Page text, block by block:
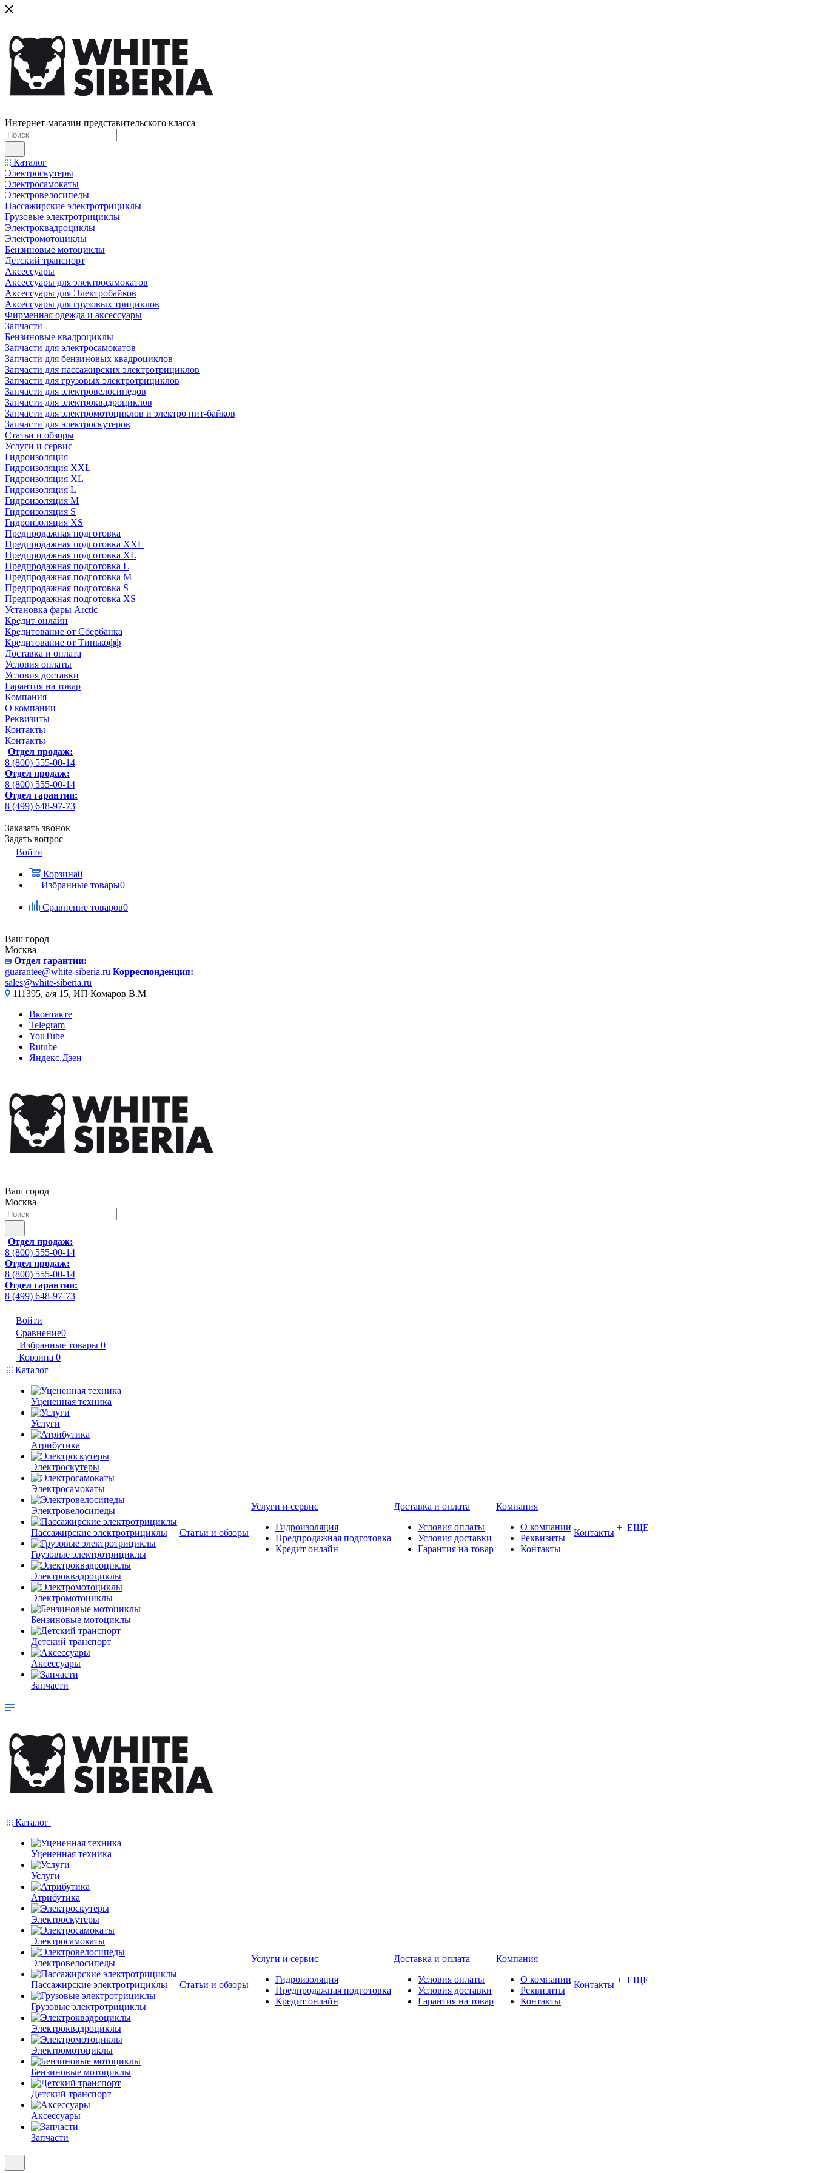
Интернет-магазин представительского класса
Каталог
Электроскутеры
Электросамокаты
Электровелосипеды
Пассажирские электротрициклы
Грузовые электротрициклы
Электроквадроциклы
Электромотоциклы
Бензиновые мотоциклы
Детский транспорт
Аксессуары
Аксессуары для электросамокатов
Аксессуары для Электробайков
Аксессуары для грузовых трициклов
Фирменная одежда и аксессуары
Запчасти
Бензиновые квадроциклы
Запчасти для электросамокатов
Запчасти для бензиновых квадроциклов
Запчасти для пассажирских электротрициклов
Запчасти для грузовых электротрициклов
Запчасти для электровелосипедов
Запчасти для электроквадроциклов
Запчасти для электромотоциклов и электро пит-байков
Запчасти для электроскутеров
Статьи и обзоры
Услуги и сервис
Гидроизоляция
Гидроизоляция XXL
Гидроизоляция XL
Гидроизоляция L
Гидроизоляция M
Гидроизоляция S
Гидроизоляция XS
Предпродажная подготовка
Предпродажная подготовка XXL
Предпродажная подготовка XL
Предпродажная подготовка L
Предпродажная подготовка M
Предпродажная подготовка S
Предпродажная подготовка XS
Установка фары Arctic
Кредит онлайн
Кредитование от Сбербанка
Кредитование от Тинькофф
Доставка и оплата
Условия оплаты
Условия доставки
Гарантия на товар
Компания
О компании
Реквизиты
Контакты
Контакты
Отдел продаж:
8 (800) 555-00-14
Отдел продаж:
8 (800) 555-00-14
Отдел гарантии:
8 (499) 648-97-73
Заказать звонок
Задать вопрос
Войти
Корзина0
Избранные товары0
Сравнение товаров0
Ваш город
Москва
Отдел гарантии:
guarantee@white-siberia.ru Корреспонденция:
sales@white-siberia.ru
111395, а/я 15, ИП Комаров В.М
Вконтакте
Telegram
YouTube
Rutube
Яндекс.Дзен
Ваш город
Москва
Отдел продаж:
8 (800) 555-00-14
Отдел продаж:
8 (800) 555-00-14
Отдел гарантии:
8 (499) 648-97-73
Войти
Сравнение0
Избранные товары 0
Корзина 0
Каталог
Уцененная техника
Услуги
Атрибутика
Электроскутеры
Электросамокаты
Электровелосипеды
Пассажирские электротрициклы
Грузовые электротрициклы
Электроквадроциклы
Электромотоциклы
Бензиновые мотоциклы
Детский транспорт
Аксессуары
Запчасти
Статьи и обзоры
Услуги и сервис
Гидроизоляция
Предпродажная подготовка
Кредит онлайн
Доставка и оплата
Условия оплаты
Условия доставки
Гарантия на товар
Компания
О компании
Реквизиты
Контакты
Контакты + ЕЩЕ
Каталог
Уцененная техника
Услуги
Атрибутика
Электроскутеры
Электросамокаты
Электровелосипеды
Пассажирские электротрициклы
Грузовые электротрициклы
Электроквадроциклы
Электромотоциклы
Бензиновые мотоциклы
Детский транспорт
Аксессуары
Запчасти
Статьи и обзоры
Услуги и сервис
Гидроизоляция
Предпродажная подготовка
Кредит онлайн
Доставка и оплата
Условия оплаты
Условия доставки
Гарантия на товар
Компания
О компании
Реквизиты
Контакты
Контакты + ЕЩЕ